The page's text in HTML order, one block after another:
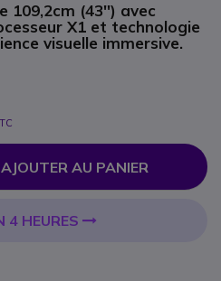
109,2cm (43'') avec
X1 et technologie
visuelle immersive.
AJOUTER AU PANIER
4 HEURES